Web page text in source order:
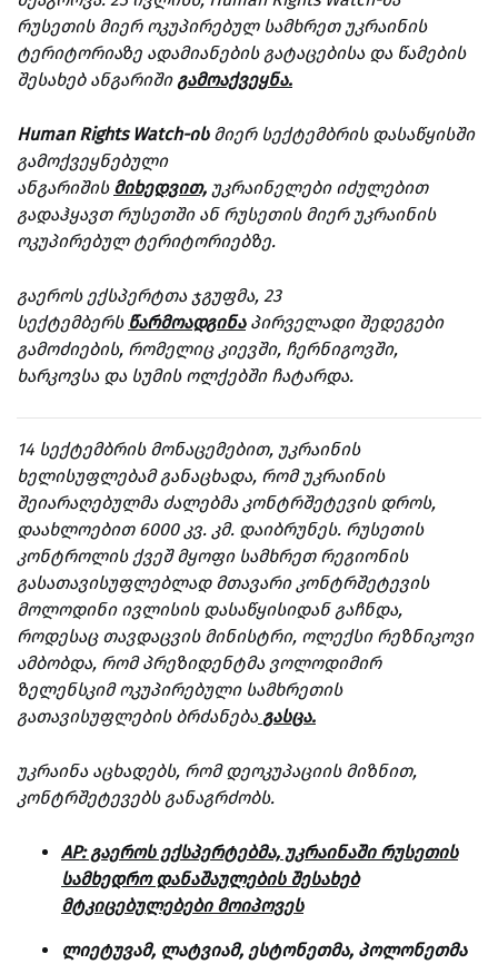
რუსეთის მიერ ოკუპირებულ სამხრეთ უკრაინის
ტერიტორიაზე ადამიანების გატაცებისა და წამების
შესახებ ანგარიში გამოაქვეყნა.
Human Rights Watch-ისმიერ სექტემბრის დასაწყისში
გამოქვეყნებული
ანგარიშის მიხედვით, უკრაინელები იძულებით
გადაჰყავთ რუსეთში ან რუსეთის მიერ უკრაინის
ოკუპირებულ ტერიტორიებზე.
გაეროს ექსპერტთა ჯგუფმა, 23
სექტემბერს წარმოადგინა პირველადი შედეგები
გამოძიების, რომელიც კიევში, ჩერნიგოვში,
ხარკოვსა და სუმის ოლქებში ჩატარდა.
14 სექტემბრის მონაცემებით, უკრაინის
ხელისუფლებამ განაცხადა, რომ უკრაინის
შეიარაღებულმა ძალებმა კონტრშეტევის დროს,
დაახლოებით 6000 კვ. კმ. დაიბრუნეს. რუსეთის
კონტროლის ქვეშ მყოფი სამხრეთ რეგიონის
გასათავისუფლებლად მთავარი კონტრშეტევის
მოლოდინი ივლისის დასაწყისიდან გაჩნდა,
როდესაც თავდაცვის მინისტრი, ოლექსი რეზნიკოვი
ამბობდა, რომ პრეზიდენტმა ვოლოდიმირ
ზელენსკიმ ოკუპირებული სამხრეთის
გათავისუფლების ბრძანება გასცა.
უკრაინა აცხადებს, რომ დეოკუპაციის მიზნით,
კონტრშეტევებს განაგრძობს.
AP: გაეროს ექსპერტებმა, უკრაინაში რუსეთის
სამხედრო დანაშაულების შესახებ
მტკიცებულებები მოიპოვეს
ლიეტუვამ, ლატვიამ, ესტონეთმა, პოლონეთმა